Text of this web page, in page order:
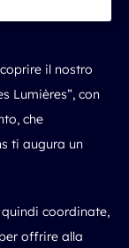
il nostro
Lumières”, con
che
ti augura un
coordinate,
offrire alla